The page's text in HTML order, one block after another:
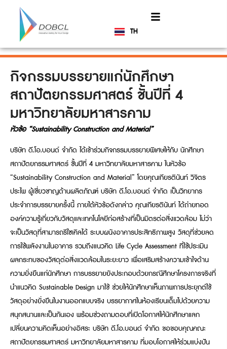
TH
EN
กิจกรรมบรรยายแก่นักศึกษา
สถาปัตยกรรมศาสตร์ ชั้นปีที่ 4
มหาวิทยาลัยมหาสารคาม
หัวข้อ “Sustainability Construction and Material”
บริษัท ดี.โอ.บอนด์ จำกัด ได้เข้าร่วมกิจกรรมบรรยายพิเศษให้กับ นักศึกษา
สถาปัตยกรรมศาสตร์ ชั้นปีที่ 4 มหาวิทยาลัยมหาสารคาม ในหัวข้อ
“Sustainability Construction and Material” โดยคุณเกียรตินันท์ วิจิตร
ประไพ ผู้เชี่ยวชาญด้านผลิตภัณฑ์ บริษัท ดี.โอ.บอนด์ จำกัด เป็นวิทยากร
ประจำการบรรยายครั้งนี้ ภายใต้หัวข้อดังกล่าว คุณเกียรตินันท์ ได้ถ่ายทอด
องค์ความรู้เกี่ยวกับวัสดุและเทคโนโลยีก่อสร้างที่เป็นมิตรต่อสิ่งแวดล้อม ไม่ว่า
จะเป็นวัสดุที่สามารถรีไซเคิลได้ ระบบผนังอาคารประสิทธิภาพสูง วัสดุที่ช่วยลด
การใช้พลังงานในอาคาร รวมถึงแนวคิด Life Cycle Assessment ที่ใช้ประเมิน
ผลกระทบของวัสดุต่อสิ่งแวดล้อมในระยะยาว เพื่อเสริมสร้างความเข้าใจด้าน
ความยั่งยืนแก่นักศึกษา การบรรยายยังประกอบด้วยกรณีศึกษาโครงการจริงที่
นำแนวคิด Sustainable Design มาใช้ ช่วยให้นักศึกษาเห็นภาพการประยุกต์ใช้
วัสดุอย่างยั่งยืนในงานออกแบบจริง บรรยากาศในห้องเรียนเต็มไปด้วยความ
สนุกสนานและเป็นกันเอง พร้อมช่วงถามตอบที่เปิดโอกาสให้นักศึกษาแลก
เปลี่ยนความคิดเห็นอย่างอิสระ บริษัท ดี.โอ.บอนด์ จำกัด ขอขอบคุณคณะ
สถาปัตยกรรมศาสตร์ มหาวิทยาลัยมหาสารคาม ที่มอบโอกาสให้ร่วมแบ่งปัน